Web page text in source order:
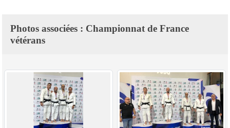
Photos associées : Championnat de France
vétérans